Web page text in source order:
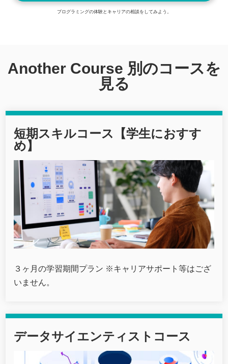
プログラミングの体験とキャリアの相談をしてみよう。
Another Course 別のコースを
見る
短期スキルコース【学生におすす
め】
３ヶ月の学習期間プラン ※キャリアサポート等はござ
いません。
データサイエンティストコース